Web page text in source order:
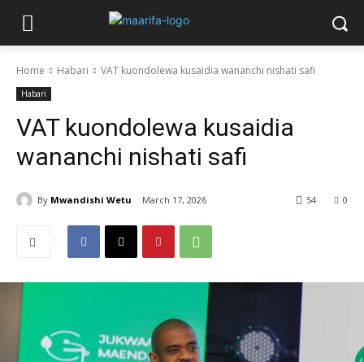
Home Habari VAT kuondolewa kusaidia wananchi nishati safi
Habari
VAT kuondolewa kusaidia
wananchi nishati safi
By Mwandishi Wetu March 17, 2026 0
54